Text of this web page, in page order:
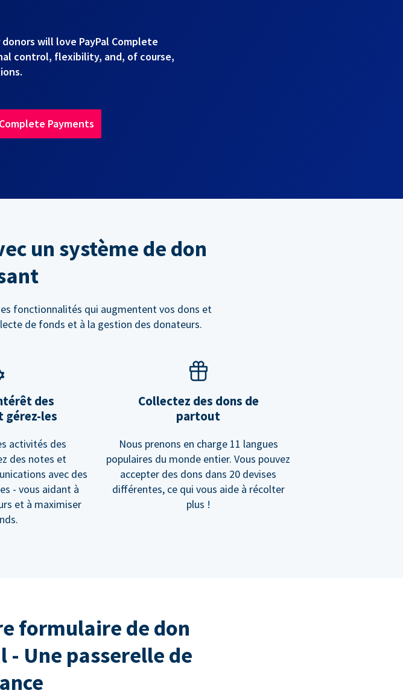
will love PayPal Complete
control, flexibility, and, of course,
Payments
un système de don
fonctionnalités qui augmentent vos dons et
de fonds et à la gestion des donateurs.
des
gérez-les
activités des
des notes et
avec des
- vous aidant à
et à maximiser
Collectez des dons de
partout
Nous prenons en charge 11 langues
populaires du monde entier. Vous pouvez
accepter des dons dans 20 devises
différentes, ce qui vous aide à récolter
plus !
formulaire de don
- Une passerelle de